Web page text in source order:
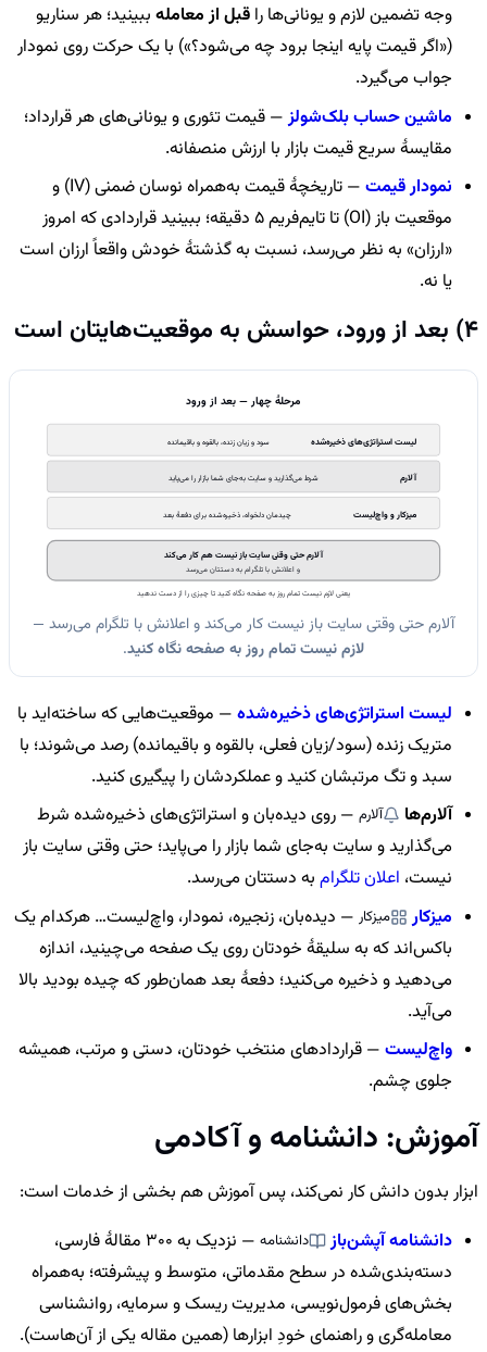
وجه تضمین لازم و یونانی‌ها را قبل از معامله ببینید؛ هر سناریو
(«اگر قیمت پایه اینجا برود چه می‌شود؟») با یک حرکت روی نمودار
جواب می‌گیرد.
ماشین حساب بلک‌شولز— قیمت تئوری و یونانی‌های هر قرارداد؛
مقایسهٔ سریع قیمت بازار با ارزش منصفانه.
نمودار قیمت
— تاریخچهٔ قیمت به‌همراه نوسان ضمنی (IV) و
موقعیت باز (OI) تا تایم‌فریم 5 دقیقه؛ ببینید قراردادی که امروز
«ارزان» به نظر می‌رسد، نسبت به گذشتهٔ خودش واقعاً ارزان است
یا نه.
4) بعد از ورود، حواسش به موقعیت‌هایتان است
مرحلهٔ چهار — بعد از ورود
لیست استراتژی‌های ذخیره‌شده سود و زیان زنده، بالقوه و باقیمانده
آلارم شرط می‌گذارید و سایت به‌جای شما بازار را می‌پاید
میزکار و واچ‌لیست چیدمان دلخواه، ذخیره‌شده برای دفعهٔ بعد
آلارم حتی وقتی سایت باز نیست هم کار می‌کند
و اعلانش با تلگرام به دستتان می‌رسد
یعنی لازم نیست تمام روز به صفحه نگاه کنید تا چیزی را از دست ندهید
آلارم حتی وقتی سایت باز نیست کار می‌کند و اعلانش با تلگرام می‌رسد —
لازم نیست تمام روز به صفحه نگاه کنید.
لیست استراتژی‌های ذخیره‌شده — موقعیت‌هایی که ساخته‌اید با
متریک زنده (سود/زیان فعلی، بالقوه و باقیمانده) رصد می‌شوند؛ با
سبد و تگ مرتبشان کنید و عملکردشان را پیگیری کنید.
آلارم‌ها
آلارم — روی دیده‌بان و استراتژی‌های ذخیره‌شده شرط
می‌گذارید و سایت به‌جای شما بازار را می‌پاید؛ حتی وقتی سایت باز
نیست، اعلان تلگرام به دستتان می‌رسد.
میزکار
میزکار — دیده‌بان، زنجیره، نمودار، واچ‌لیست… هرکدام یک
باکس‌اند که به سلیقهٔ خودتان روی یک صفحه می‌چینید، اندازه
می‌دهید و ذخیره می‌کنید؛ دفعهٔ بعد همان‌طور که چیده بودید بالا
می‌آید.
واچ‌لیست — قراردادهای منتخب خودتان، دستی و مرتب، همیشه
جلوی چشم.
آموزش: دانشنامه و آکادمی
ابزار بدون دانش کار نمی‌کند، پس آموزش هم بخشی از خدمات است:
دانشنامه آپشن‌باز
دانشنامه
— نزدیک به 300 مقالهٔ فارسی،
دسته‌بندی‌شده در سطح مقدماتی، متوسط و پیشرفته؛ به‌همراه
بخش‌های فرمول‌نویسی، مدیریت ریسک و سرمایه، روانشناسی
معامله‌گری و راهنمای خودِ ابزارها (همین مقاله یکی از آن‌هاست).